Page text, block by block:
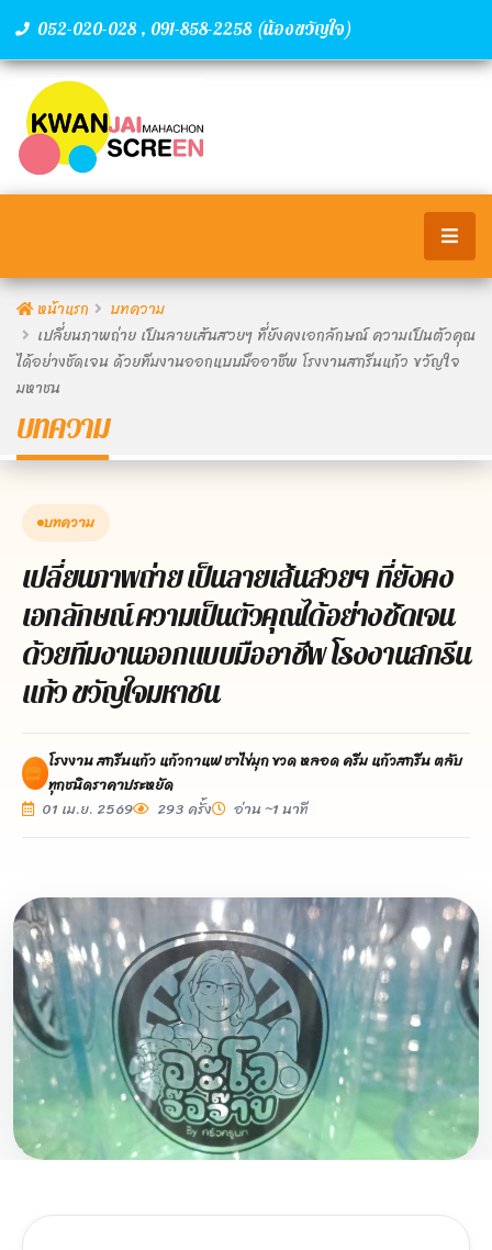
052-020-028 , 091-858-2258 (น้องขวัญใจ)
หน้าแรก
บทความ
เปลี่ยนภาพถ่าย เป็นลายเส้นสวยๆ ที่ยังคงเอกลักษณ์ ความเป็นตัวคุณ
ได้อย่างชัดเจน ด้วยทีมงานออกแบบมืออาชีพ โรงงานสกรีนแก้ว ขวัญใจ
มหาชน
บทความ
บทความ
เปลี่ยนภาพถ่าย เป็นลายเส้นสวยๆ ที่ยังคง
เอกลักษณ์ ความเป็นตัวคุณได้อย่างชัดเจน
ด้วยทีมงานออกแบบมืออาชีพ โรงงานสกรีน
แก้ว ขวัญใจมหาชน
โรงงาน สกรีนแก้ว แก้วกาแฟ ชาไข่มุก ขวด หลอด ครีม แก้วสกรีน ตลับ
ทุกชนิดราคาประหยัด
01 เม.ย. 2569
293 ครั้ง อ่าน ~1 นาที